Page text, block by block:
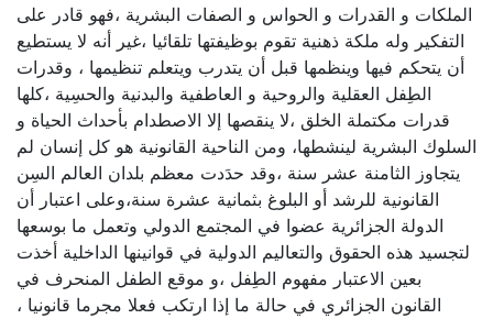
الملكات و القدرات و الحواس و الصفات البشرية ،فهو قادر على
التفكير وله ملكة ذهنية تقوم بوظيفتها تلقائيا ،غير أنه لا يستطيع
أن يتحكم فيها وينظمها قبل أن يتدرب ويتعلم تنظيمها ، وقدرات
الطِفل العقلية والروحية و العاطفية والبدنية والحسِية ،كلها
قدرات مكتملة الخلق ،لا ينقصها إلا الاصطدام بأحداث الحياة و
السلوك البشرية لينشطها، ومن الناحية القانونية هو كل إنسان لم
يتجاوز الثامنة عشر سنة ،وقد حدَدت معظم بلدان العالم السِن
القانونية للرشد أو البلوغ بثمانية عشرة سنة،وعلى اعتبار أن
الدولة الجزائرية عضوا في المجتمع الدولي وتعمل ما بوسعها
لتجسيد هذه الحقوق والتعاليم الدولية في قوانينها الداخلية أخذت
بعين الاعتبار مفهوم الطِفل ،و موقع الطفل المنحرف في
القانون الجزائري في حالة ما إذا ارتكب فعلا مجرما قانونيا ،